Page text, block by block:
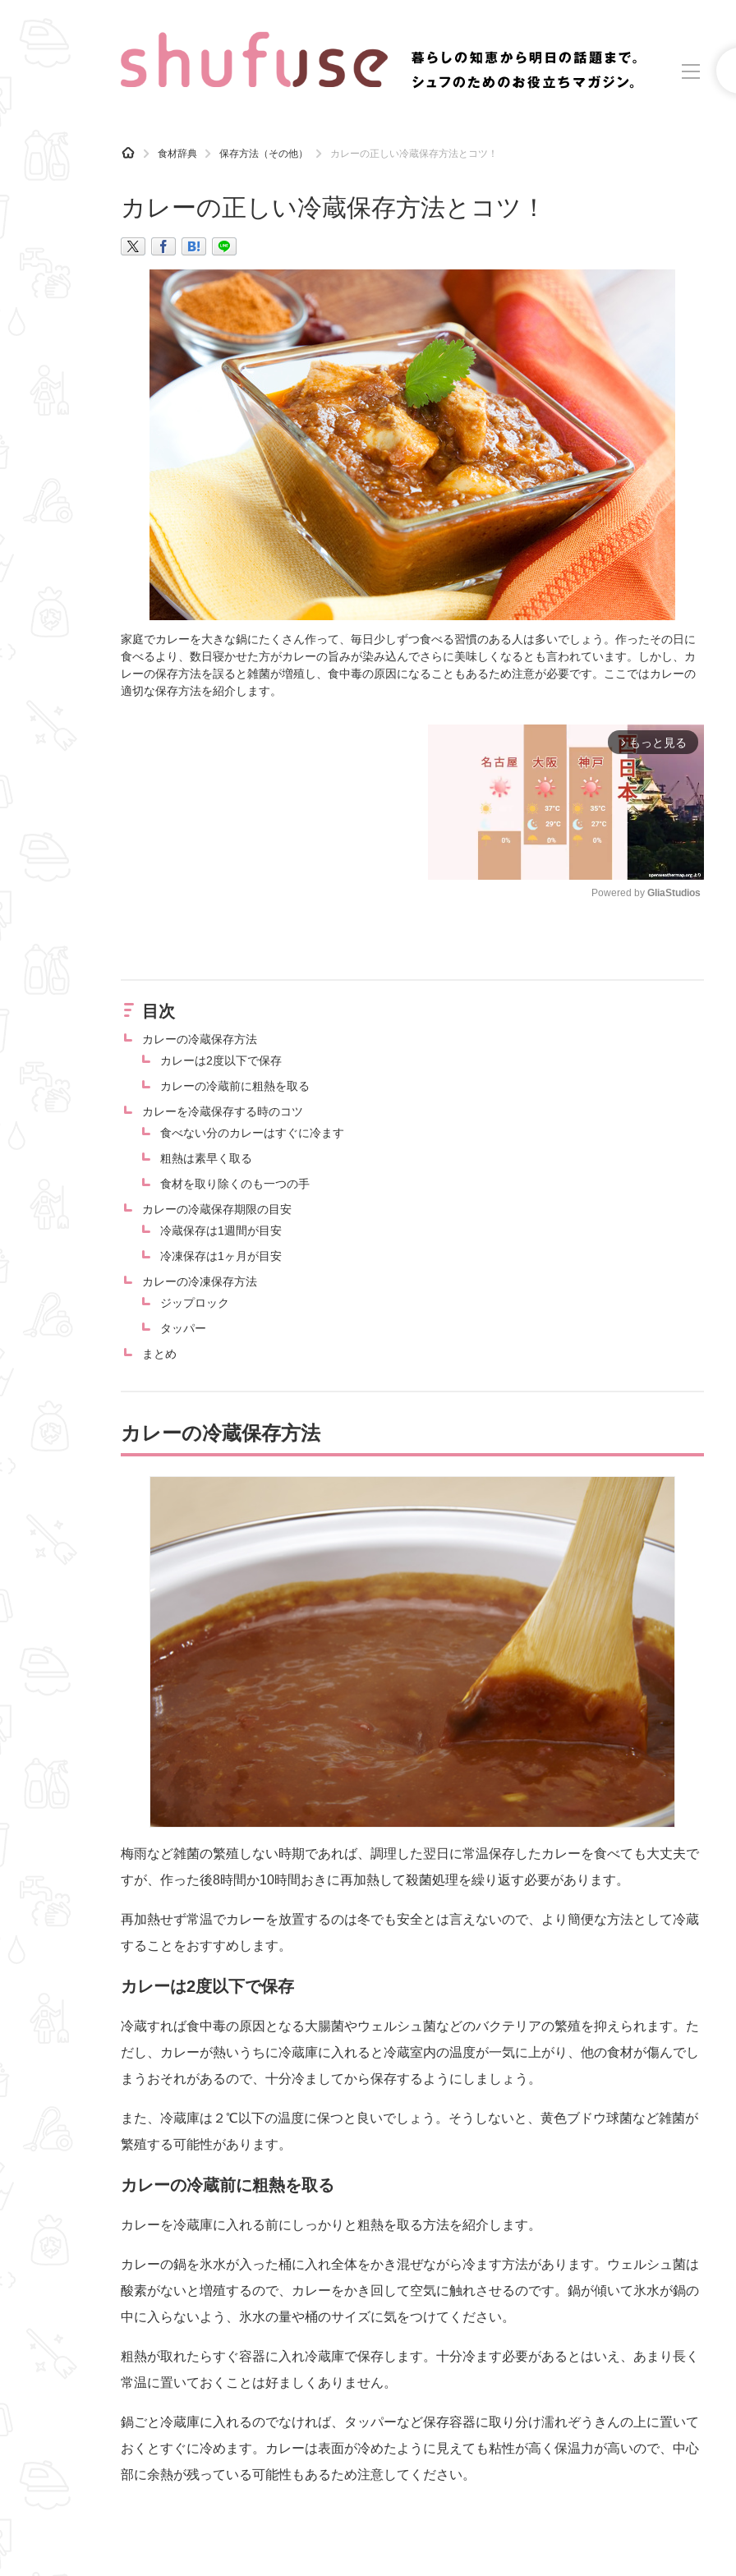
CATEGORY 記事カテゴリ
マナー 趣味 食材辞典
H
O
食材辞典 保存方法（その他） カレーの正しい冷蔵保存方法とコツ！
カレーの正しい冷蔵保存方法とコツ！
家庭でカレーを大きな鍋にたくさん作って、毎日少しずつ食べる習慣のある人は多いでしょう。作ったその日に
食べるより、数日寝かせた方がカレーの旨みが染み込んでさらに美味しくなるとも言われています。しかし、カ
レーの保存方法を誤ると雑菌が増殖し、食中毒の原因になることもあるため注意が必要です。ここではカレーの
適切な保存方法を紹介します。
arrow_forward_ios もっと見る
Powered by GliaStudios
目次
カレーの冷蔵保存方法
カレーは2度以下で保存
カレーの冷蔵前に粗熱を取る
カレーを冷蔵保存する時のコツ
食べない分のカレーはすぐに冷ます
粗熱は素早く取る
食材を取り除くのも一つの手
カレーの冷蔵保存期限の目安
冷蔵保存は1週間が目安
冷凍保存は1ヶ月が目安
カレーの冷凍保存方法
ジップロック
タッパー
まとめ
カレーの冷蔵保存方法
梅雨など雑菌の繁殖しない時期であれば、調理した翌日に常温保存したカレーを食べても大丈夫で
すが、作った後8時間か10時間おきに再加熱して殺菌処理を繰り返す必要があります。
再加熱せず常温でカレーを放置するのは冬でも安全とは言えないので、より簡便な方法として冷蔵
することをおすすめします。
カレーは2度以下で保存
冷蔵すれば食中毒の原因となる大腸菌やウェルシュ菌などのバクテリアの繁殖を抑えられます。た
だし、カレーが熱いうちに冷蔵庫に入れると冷蔵室内の温度が一気に上がり、他の食材が傷んでし
まうおそれがあるので、十分冷ましてから保存するようにしましょう。
また、冷蔵庫は２℃以下の温度に保つと良いでしょう。そうしないと、黄色ブドウ球菌など雑菌が
繁殖する可能性があります。
カレーの冷蔵前に粗熱を取る
カレーを冷蔵庫に入れる前にしっかりと粗熱を取る方法を紹介します。
カレーの鍋を氷水が入った桶に入れ全体をかき混ぜながら冷ます方法があります。ウェルシュ菌は
酸素がないと増殖するので、カレーをかき回して空気に触れさせるのです。鍋が傾いて氷水が鍋の
中に入らないよう、氷水の量や桶のサイズに気をつけてください。
粗熱が取れたらすぐ容器に入れ冷蔵庫で保存します。十分冷ます必要があるとはいえ、あまり長く
常温に置いておくことは好ましくありません。
鍋ごと冷蔵庫に入れるのでなければ、タッパーなど保存容器に取り分け濡れぞうきんの上に置いて
おくとすぐに冷めます。カレーは表面が冷めたように見えても粘性が高く保温力が高いので、中心
部に余熱が残っている可能性もあるため注意してください。